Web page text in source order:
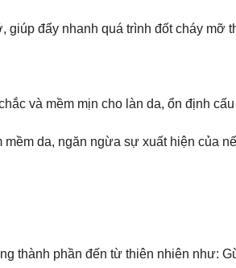
giúp đẩy nhanh quá trình đốt cháy mỡ
và mềm mịn cho làn da, ổn định cấu
da, ngăn ngừa sự xuất hiện của
thành phần đến từ thiên nhiên như: